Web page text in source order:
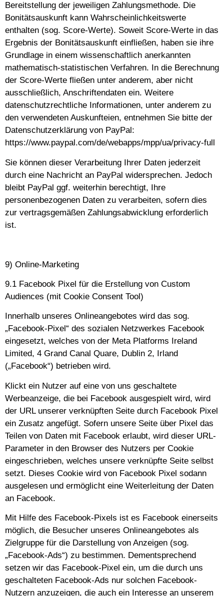
Bereitstellung der jeweiligen Zahlungsmethode. Die
Bonitätsauskunft kann Wahrscheinlichkeitswerte
enthalten (sog. Score-Werte). Soweit Score-Werte in das
Ergebnis der Bonitätsauskunft einfließen, haben sie ihre
Grundlage in einem wissenschaftlich anerkannten
mathematisch-statistischen Verfahren. In die Berechnung
der Score-Werte fließen unter anderem, aber nicht
ausschließlich, Anschriftendaten ein. Weitere
datenschutzrechtliche Informationen, unter anderem zu
den verwendeten Auskunfteien, entnehmen Sie bitte der
Datenschutzerklärung von PayPal:
https://www.paypal.com/de/webapps/mpp/ua/privacy-full
Sie können dieser Verarbeitung Ihrer Daten jederzeit
durch eine Nachricht an PayPal widersprechen. Jedoch
bleibt PayPal ggf. weiterhin berechtigt, Ihre
personenbezogenen Daten zu verarbeiten, sofern dies
zur vertragsgemäßen Zahlungsabwicklung erforderlich
ist.
9) Online-Marketing
9.1 Facebook Pixel für die Erstellung von Custom
Audiences (mit Cookie Consent Tool)
Innerhalb unseres Onlineangebotes wird das sog.
„Facebook-Pixel“ des sozialen Netzwerkes Facebook
eingesetzt, welches von der Meta Platforms Ireland
Limited, 4 Grand Canal Quare, Dublin 2, Irland
(„Facebook“) betrieben wird.
Klickt ein Nutzer auf eine von uns geschaltete
Werbeanzeige, die bei Facebook ausgespielt wird, wird
der URL unserer verknüpften Seite durch Facebook Pixel
ein Zusatz angefügt. Sofern unsere Seite über Pixel das
Teilen von Daten mit Facebook erlaubt, wird dieser URL-
Parameter in den Browser des Nutzers per Cookie
eingeschrieben, welches unsere verknüpfte Seite selbst
setzt. Dieses Cookie wird von Facebook Pixel sodann
ausgelesen und ermöglicht eine Weiterleitung der Daten
an Facebook.
Mit Hilfe des Facebook-Pixels ist es Facebook einerseits
möglich, die Besucher unseres Onlineangebotes als
Zielgruppe für die Darstellung von Anzeigen (sog.
„Facebook-Ads“) zu bestimmen. Dementsprechend
setzen wir das Facebook-Pixel ein, um die durch uns
geschalteten Facebook-Ads nur solchen Facebook-
Nutzern anzuzeigen, die auch ein Interesse an unserem